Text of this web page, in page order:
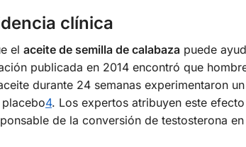
clínica
el aceite de semilla de calabaza puede
publicada en 2014 encontró que
durante 24 semanas experimentaron
4. Los expertos atribuyen este
de la conversión de testosterona